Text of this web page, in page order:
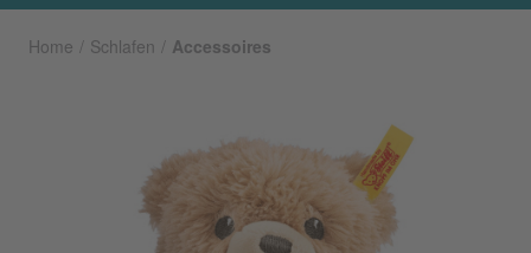
Home Schlafen Accessoires